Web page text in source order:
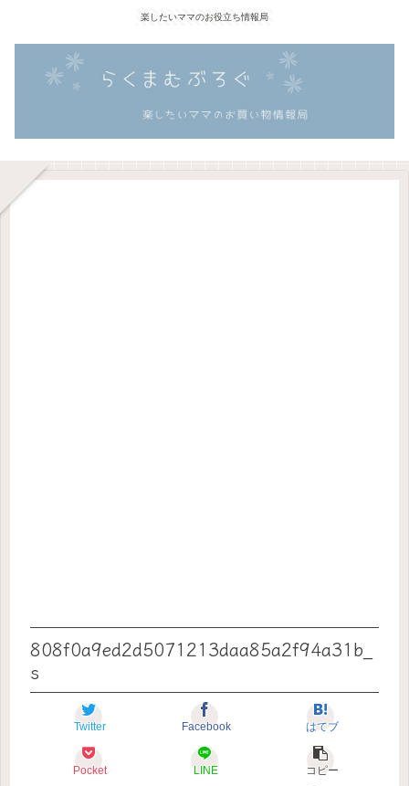
楽したいママのお役立ち情報局
808f0a9ed2d5071213daa85a2f94a31b_
s
Twitter Facebook はてブ
Pocket LINE コピー